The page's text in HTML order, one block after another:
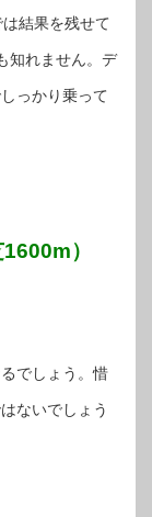
結果を残せて
知れません。デ
っかり乗って
）
でしょう。惜
ないでしょう